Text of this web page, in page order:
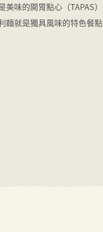
味的開胃點心（TAPAS）
麵就是獨具風味的特色餐點